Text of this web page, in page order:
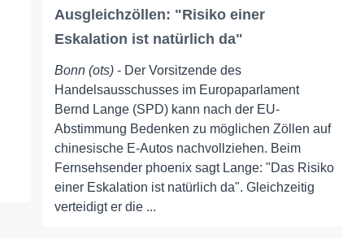
Ausgleichzöllen: "Risiko einer
Eskalation ist natürlich da"
Bonn (ots)- Der Vorsitzende des
Handelsausschusses im Europaparlament
Bernd Lange (SPD) kann nach der EU-
Abstimmung Bedenken zu möglichen Zöllen auf
chinesische E-Autos nachvollziehen. Beim
Fernsehsender phoenix sagt Lange: "Das Risiko
einer Eskalation ist natürlich da". Gleichzeitig
verteidigt er die ...